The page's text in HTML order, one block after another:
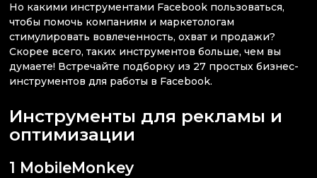
Но какими инструментами Facebook пользоваться,
чтобы помочь компаниям и маркетологам
стимулировать вовлеченность, охват и продажи?
Скорее всего, таких инструментов больше, чем вы
думаете! Встречайте подборку из 27 простых бизнес-
инструментов для работы в Facebook.
Инструменты для рекламы и
оптимизации
1 MobileMonkey